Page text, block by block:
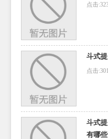
点击
斗式
点击:301
斗式
有哪些